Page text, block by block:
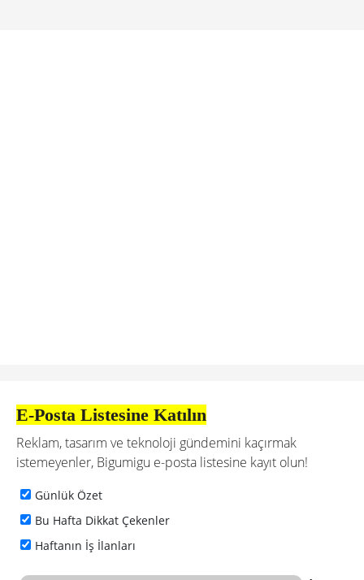
E-Posta Listesine Katılın
Reklam, tasarım ve teknoloji gündemini kaçırmak
istemeyenler, Bigumigu e-posta listesine kayıt olun!
Günlük Özet
Bu Hafta Dikkat Çekenler
Haftanın İş İlanları